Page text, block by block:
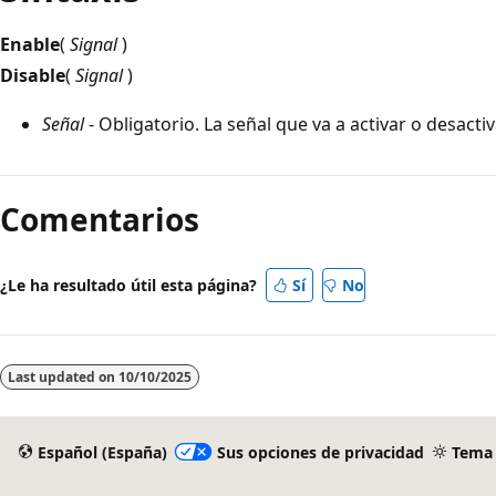
Enable( Signal)
Disable( Signal)
Señal- Obligatorio. La señal que va a activar o
Modo
de
lectura
Comentarios
¿Le ha resultado útil esta página? Sí No
Last updated on 10/10/2025
Español (España) Sus opciones de privacidad Tema